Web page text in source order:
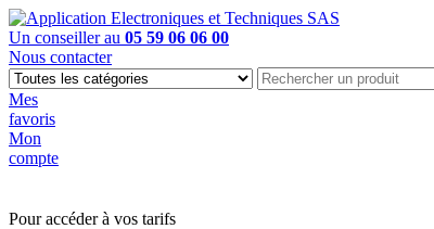
Un conseiller au 05 59 06 06 00
Nous contacter
Mes
favoris
Mon
compte
Pour accéder à vos tarifs